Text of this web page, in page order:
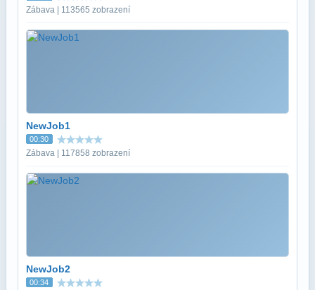
Zábava | 113565 zobrazení
NewJob1
00:30
Zábava | 117858 zobrazení
NewJob2
00:34